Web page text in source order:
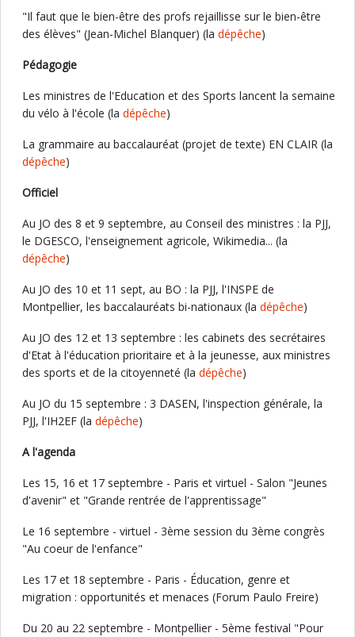
"Il faut que le bien-être des profs rejaillisse sur le bien-être
des élèves" (Jean-Michel Blanquer) (la dépêche)
Pédagogie
Les ministres de l'Education et des Sports lancent la semaine
du vélo à l'école (la dépêche)
La grammaire au baccalauréat (projet de texte) EN CLAIR (la
dépêche)
Officiel
Au JO des 8 et 9 septembre, au Conseil des ministres : la PJJ,
le DGESCO, l'enseignement agricole, Wikimedia... (la
dépêche)
Au JO des 10 et 11 sept, au BO : la PJJ, l'INSPE de
Montpellier, les baccalauréats bi-nationaux (la dépêche)
Au JO des 12 et 13 septembre : les cabinets des secrétaires
d'Etat à l'éducation prioritaire et à la jeunesse, aux ministres
des sports et de la citoyenneté (la dépêche)
Au JO du 15 septembre : 3 DASEN, l'inspection générale, la
PJJ, l'IH2EF (la dépêche)
A l'agenda
Les 15, 16 et 17 septembre - Paris et virtuel - Salon "Jeunes
d'avenir" et "Grande rentrée de l'apprentissage"
Le 16 septembre - virtuel - 3ème session du 3ème congrès
"Au coeur de l'enfance"
Les 17 et 18 septembre - Paris - Éducation, genre et
migration : opportunités et menaces (Forum Paulo Freire)
Du 20 au 22 septembre - Montpellier - 5ème festival "Pour